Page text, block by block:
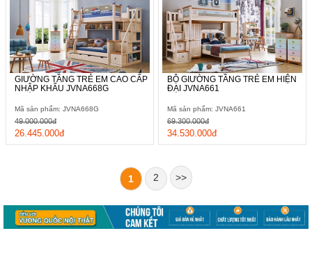
GIƯỜNG TẦNG TRẺ EM CAO CẤP
NHẬP KHẨU JVNA668G
Mã sản phẩm: JVNA668G
26.445.000đ
49.000.000đ
BỘ GIƯỜNG TẦNG TRẺ EM HIỆN
ĐẠI JVNA661
Mã sản phẩm: JVNA661
34.530.000đ
69.300.000đ
1 2 >>